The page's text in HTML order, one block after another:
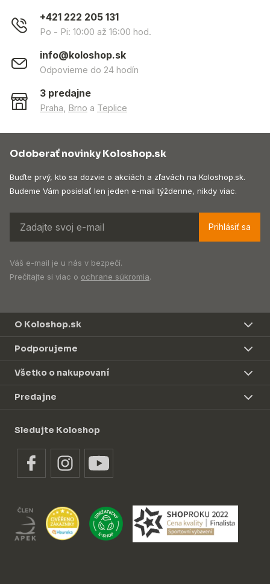
+421 222 205 131
Po - Pi: 10:00 až 16:00 hod.
info@koloshop.sk
Odpovieme do 24 hodín
3 predajne
Praha Brno a Teplice
Odoberať novinky Koloshop.sk
Buďte prvý, kto sa dozvie o akciách a zľavách na Koloshop.sk.
Budeme Vám posielať len jeden e-mail týždenne, nikdy viac.
Prihlásiť sa
Váš e-mail je u nás v bezpečí.
Prečítajte si viac o ochrane súkromia.
O Koloshop.sk
Podporujeme
Všetko o nakupovaní
Predajne
Sledujte Koloshop